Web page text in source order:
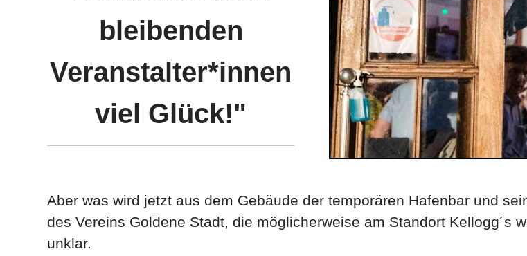
bleibenden
Veranstalter*innen
viel Glück!"
Aber was wird jetzt aus dem Gebäude der temporären Hafenbar und
des Vereins Goldene Stadt, die möglicherweise am Standort Kellogg´s
unklar.